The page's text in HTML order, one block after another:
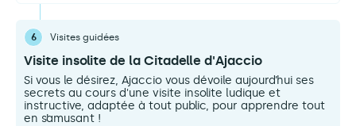
6 Visites guidées
Visite insolite de la Citadelle d'Ajaccio
Si vous le désirez, Ajaccio vous dévoile aujourd’hui ses
secrets au cours d'une visite insolite ludique et
instructive, adaptée à tout public, pour apprendre tout
en s’amusant !